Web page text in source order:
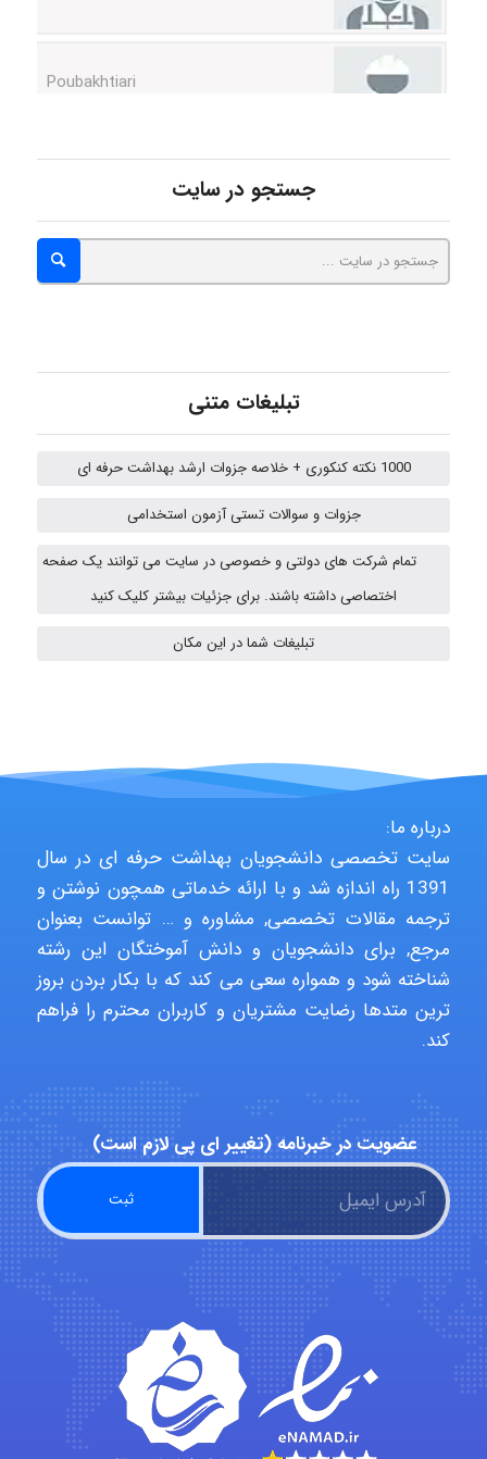
A.balandeh
Jafar Tym
aghajari vahid
Poubakhtiari
hosein abdolvand
Kati
emami
ehtesham
جستجو در سایت
تبلیغات متنی
1000 نکته کنکوری + خلاصه جزوات ارشد بهداشت حرفه ای
جزوات و سوالات تستی آزمون استخدامی
تمام شرکت های دولتی و خصوصی در سایت می توانند یک صفحه
اختصاصی داشته باشند. برای جزئیات بیشتر کلیک کنید
تبلیغات شما در این مکان
درباره ما:
سایت تخصصی دانشجویان بهداشت حرفه ای در سال
1391 راه اندازه شد و با ارائه خدماتی همچون نوشتن و
ترجمه مقالات تخصصی, مشاوره و … توانست بعنوان
مرجع, برای دانشجویان و دانش آموختگان این رشته
شناخته شود و همواره سعی می کند که با بکار بردن بروز
ترین متدها رضایت مشتریان و کاربران محترم را فراهم
کند.
عضویت در خبرنامه (تغییر ای پی لازم است)